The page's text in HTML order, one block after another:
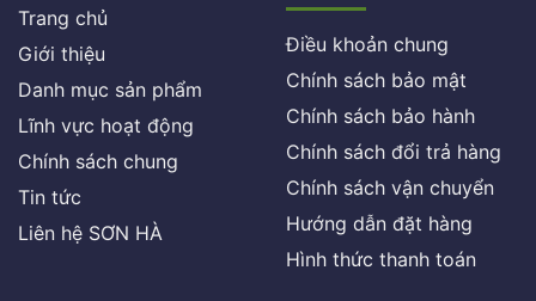
Trang chủ
Giới thiệu
Danh mục sản phẩm
Lĩnh vực hoạt động
Chính sách chung
Tin tức
Liên hệ SƠN HÀ
Điều khoản chung
Chính sách bảo mật
Chính sách bảo hành
Chính sách đổi trả hàng
Chính sách vận chuyển
Hướng dẫn đặt hàng
Hình thức thanh toán